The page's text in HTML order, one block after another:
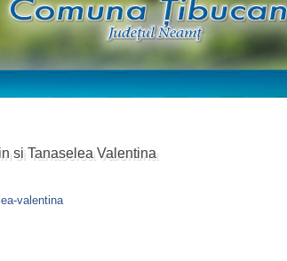
si Tanaselea Valentina
valentina